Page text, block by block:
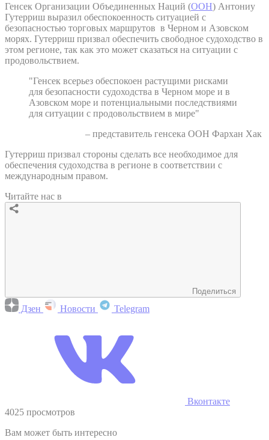
Генсек Организации Объединенных Наций (ООН) Антониу
Гутерриш выразил обеспокоенность ситуацией с
безопасностью торговых маршрутов в Черном и Азовском
морях. Гутерриш призвал обеспечить свободное судоходство в
этом регионе, так как это может сказаться на ситуации с
продовольствием.
"Генсек всерьез обеспокоен растущими рисками
для безопасности судоходства в Черном море и в
Азовском море и потенциальными последствиями
для ситуации с продовольствием в мире"
– представитель генсека ООН Фархан Хак
Гутерриш призвал стороны сделать все необходимое для
обеспечения судоходства в регионе в соответствии с
международным правом.
Читайте нас в
Поделиться
Дзен Новости Telegram
Вконтакте
4025 просмотров
Вам может быть интересно